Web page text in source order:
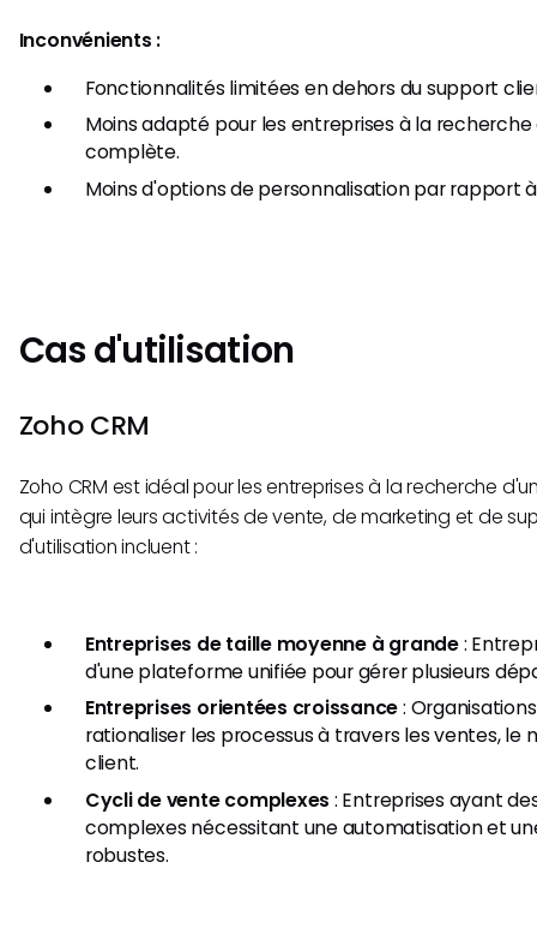
Inconvénients :
Fonctionnalités limitées en dehors du support
Moins adapté pour les entreprises à la recherche
complète.
Moins d'options de personnalisation par rapport à
Cas d'utilisation
Zoho CRM
Zoho CRM est idéal pour les entreprises à la recherche
qui intègre leurs activités de vente, de marketing et de
d'utilisation incluent :
Entreprises de taille moyenne à grande:
d'une plateforme unifiée pour gérer plusieurs
Entreprises orientées croissance:
rationaliser les processus à travers les ventes, le
client.
Cycli de vente complexes : Entreprises ayant
complexes nécessitant une automatisation et
robustes.